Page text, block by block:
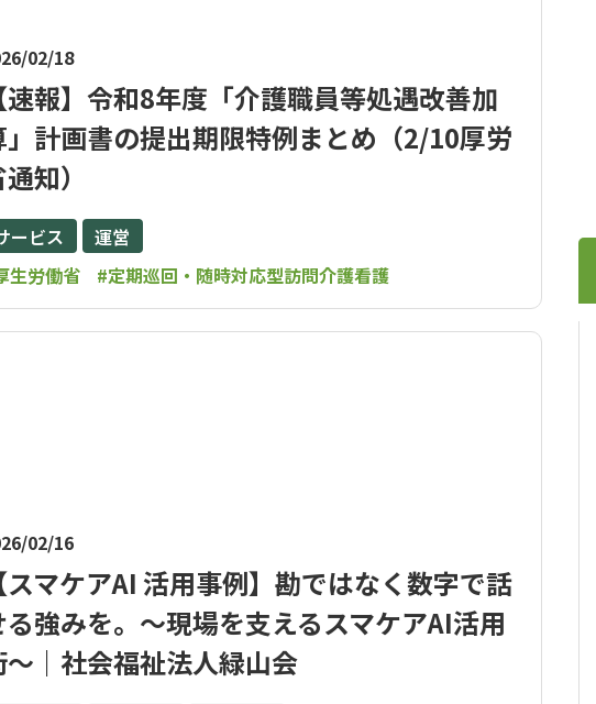
02/18
速報】令和8年度「介護職員等処遇改善加
」計画書の提出期限特例まとめ（2/10厚労
知）
ービス
運営
生労働省
#定期巡回・随時対応型訪問介護看護
02/16
スマケアAI 活用事例】勘ではなく数字で話
る強みを。～現場を支えるスマケアAI活用
～｜社会福祉法人緑山会